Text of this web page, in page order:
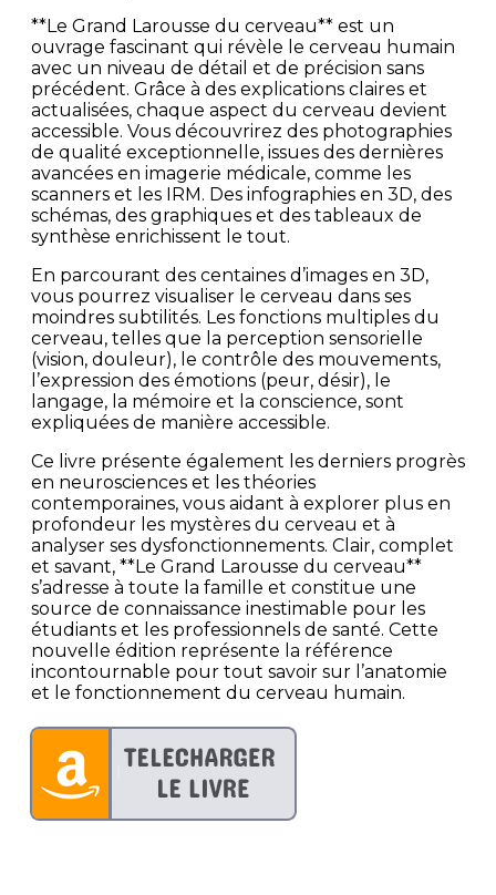
**Le Grand Larousse du cerveau** est un
ouvrage fascinant qui révèle le cerveau humain
avec un niveau de détail et de précision sans
précédent. Grâce à des explications claires et
actualisées, chaque aspect du cerveau devient
accessible. Vous découvrirez des photographies
de qualité exceptionnelle, issues des dernières
avancées en imagerie médicale, comme les
scanners et les IRM. Des infographies en 3D, des
schémas, des graphiques et des tableaux de
synthèse enrichissent le tout.
En parcourant des centaines d’images en 3D,
vous pourrez visualiser le cerveau dans ses
moindres subtilités. Les fonctions multiples du
cerveau, telles que la perception sensorielle
(vision, douleur), le contrôle des mouvements,
l’expression des émotions (peur, désir), le
langage, la mémoire et la conscience, sont
expliquées de manière accessible.
Ce livre présente également les derniers progrès
en neurosciences et les théories
contemporaines, vous aidant à explorer plus en
profondeur les mystères du cerveau et à
analyser ses dysfonctionnements. Clair, complet
et savant, **Le Grand Larousse du cerveau**
s’adresse à toute la famille et constitue une
source de connaissance inestimable pour les
étudiants et les professionnels de santé. Cette
nouvelle édition représente la référence
incontournable pour tout savoir sur l’anatomie
et le fonctionnement du cerveau humain.